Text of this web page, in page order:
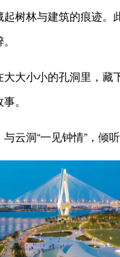
树林与建筑的痕迹。
小小的孔洞里，藏
。
洞“一见钟情”，倾听